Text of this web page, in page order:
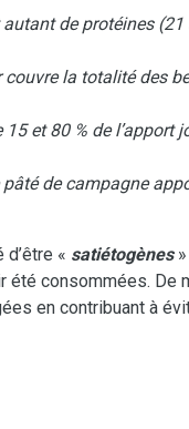
de protéines (21
la totalité des
et 80 % de l’apport
de campagne
« satiétogènes
été consommées. De
en contribuant à